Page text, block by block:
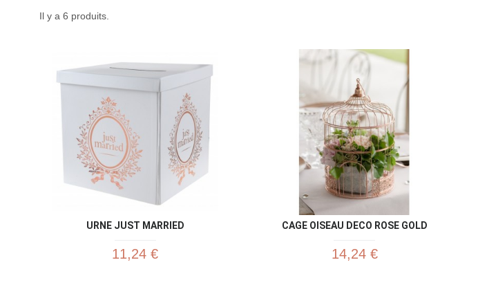
Il y a 6 produits.
URNE JUST MARRIED
11,24 €
Aperçu rapide
CAGE OISEAU DECO ROSE GOLD
14,24 €